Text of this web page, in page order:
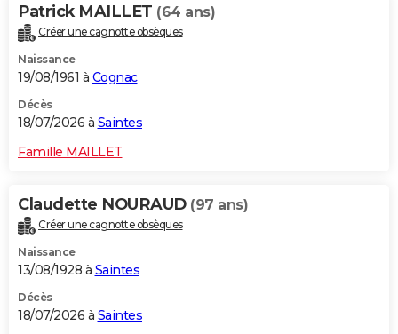
Patrick MAILLET (64 ans)
Créer une cagnotte obsèques
Naissance
19/08/1961 à Cognac
Décès
18/07/2026 à Saintes
Famille MAILLET
Claudette NOURAUD (97 ans)
Créer une cagnotte obsèques
Naissance
13/08/1928 à Saintes
Décès
18/07/2026 à Saintes